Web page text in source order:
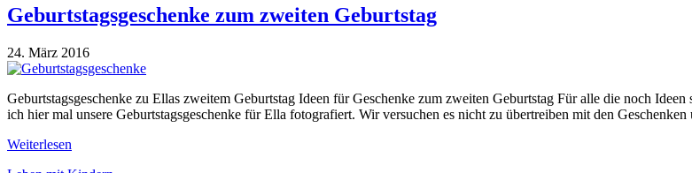
Geburtstagsgeschenke zum zweiten Geburtstag
24. März 2016
Geburtstagsgeschenke zu Ellas zweitem Geburtstag Ideen für Geschenke zum zweiten Geburtstag Für alle die noch
ich hier mal unsere Geburtstagsgeschenke für Ella fotografiert. Wir versuchen es nicht zu übertreiben mit den
Weiterlesen